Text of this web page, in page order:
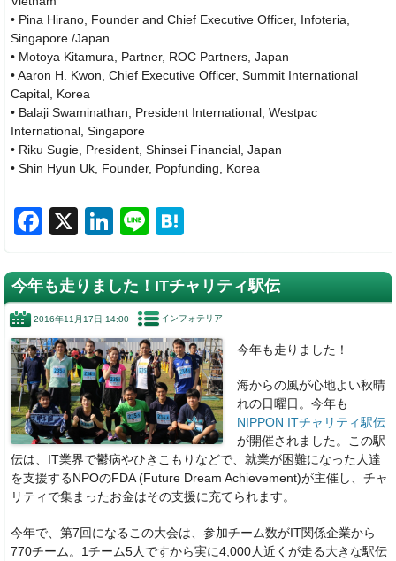
• Pina Hirano, Founder and Chief Executive Officer, Infoteria,
Singapore /Japan
• Motoya Kitamura, Partner, ROC Partners, Japan
• Aaron H. Kwon, Chief Executive Officer, Summit International
Capital, Korea
• Balaji Swaminathan, President International, Westpac
International, Singapore
• Riku Sugie, President, Shinsei Financial, Japan
• Shin Hyun Uk, Founder, Popfunding, Korea
F
c
e
b
o
o
k
X
Li
k
e
dI
n
Li
e
e
n
a
今年も走りました！ITチャリティ駅伝
2016年11月17日 14:00 インフォテリア
今年も走りました！
海からの風が心地よい秋晴
れの日曜日。今年も
NIPPON ITチャリティ駅伝
が開催されました。この駅
伝は、IT業界で鬱病やひきこもりなどで、就業が困難になった人達
を支援するNPOのFDA (Future Dream Achievement)が主催し、チャ
リティで集まったお金はその支援に充てられます。
今年で、第7回になるこの大会は、参加チーム数がIT関係企業から
770チーム。1チーム5人ですから実に4,000人近くが走る大きな駅伝